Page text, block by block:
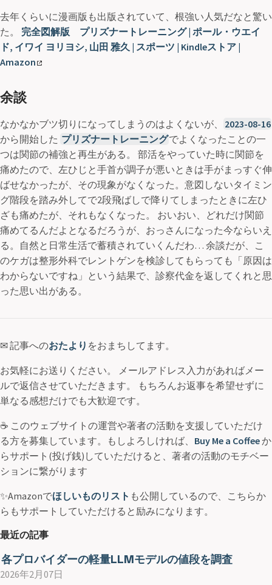
去年くらいに漫画版も出版されていて、根強い人気だなと驚い
た。 完全図解版 プリズナートレーニング | ポール・ウエイ
ド, イワイ ヨリヨシ, 山田 雅久 | スポーツ | Kindleストア |
Amazon
余談
なかなかブツ切りになってしまうのはよくないが、
2023-08-16
から開始した プリズナートレーニングでよくなったことの一
つは関節の補強と再生がある。 部活をやっていた時に関節を
痛めたので、左ひじと手首が調子が悪いときは手がまっすぐ伸
ばせなかったが、その現象がなくなった。意図しないタイミン
グ階段を踏み外してで2段飛ばしで降りてしまったときに左ひ
ざも痛めたが、それもなくなった。 おいおい、どれだけ関節
痛めてるんだよとなるだろうが、おっさんになった今ならいえ
る。自然と日常生活で蓄積されていくんだわ… 余談だが、こ
のケガは整形外科でレントゲンを検診してもらっても「原因は
わからないですね」という結果で、診察代金を返してくれと思
った思い出がある。
✉ 記事へのおたより をおまちしてます。
お気軽にお送りください。 メールアドレス入力があればメー
ルで返信させていただきます。 もちろんお返事を希望せずに
単なる感想だけでも大歓迎です。
☕ このウェブサイトの運営や著者の活動を支援していただけ
る方を募集しています。もしよろしければ、 Buy Me a Coffeeか
らサポート(投げ銭)していただけると、著者の活動のモチベー
ションに繋がります
✨Amazonでほしいものリスト も公開しているので、こちらか
らもサポートしていただけると励みになります。
最近の記事
各プロバイダーの軽量LLMモデルの値段を調査
2026年2月07日